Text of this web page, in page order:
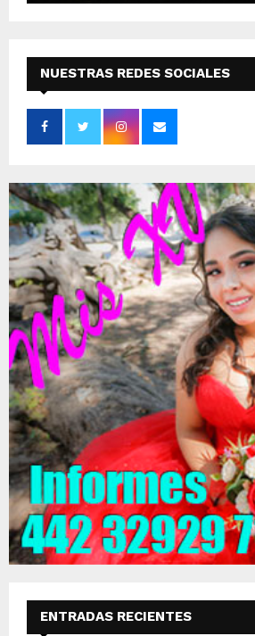
NUESTRAS REDES SOCIALES
ENTRADAS RECIENTES